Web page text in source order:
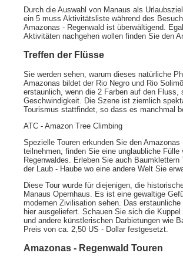
Durch die Auswahl von Manaus als
ein 5 muss Aktivitätsliste während des
Amazonas - Regenwald ist überwältigend.
Aktivitäten nachgehen wollen finden Sie den
Treffen der Flüsse
Sie werden sehen, warum dieses natürliche
Amazonas bildet der Rio Negro und Rio
erstaunlich, wenn die 2 Farben auf den
Geschwindigkeit. Die Szene ist ziemlich
Tourismus stattfindet, so dass es manchmal
ATC - Amazon Tree Climbing
Spezielle Touren erkunden Sie den
teilnehmen, finden Sie eine unglaubliche
Regenwaldes. Erleben Sie auch
der Laub - Haube wo eine andere Welt Sie
Diese Tour wurde für diejenigen, die
Manaus Opernhaus. Es ist eine gewaltige
modernen Zivilisation sehen. Das
hier ausgeliefert. Schauen Sie sich die
und andere künstlerischen Darbietungen wie
Preis von ca. 2,50 US - Dollar festgesetzt.
Amazonas - Regenwald Touren